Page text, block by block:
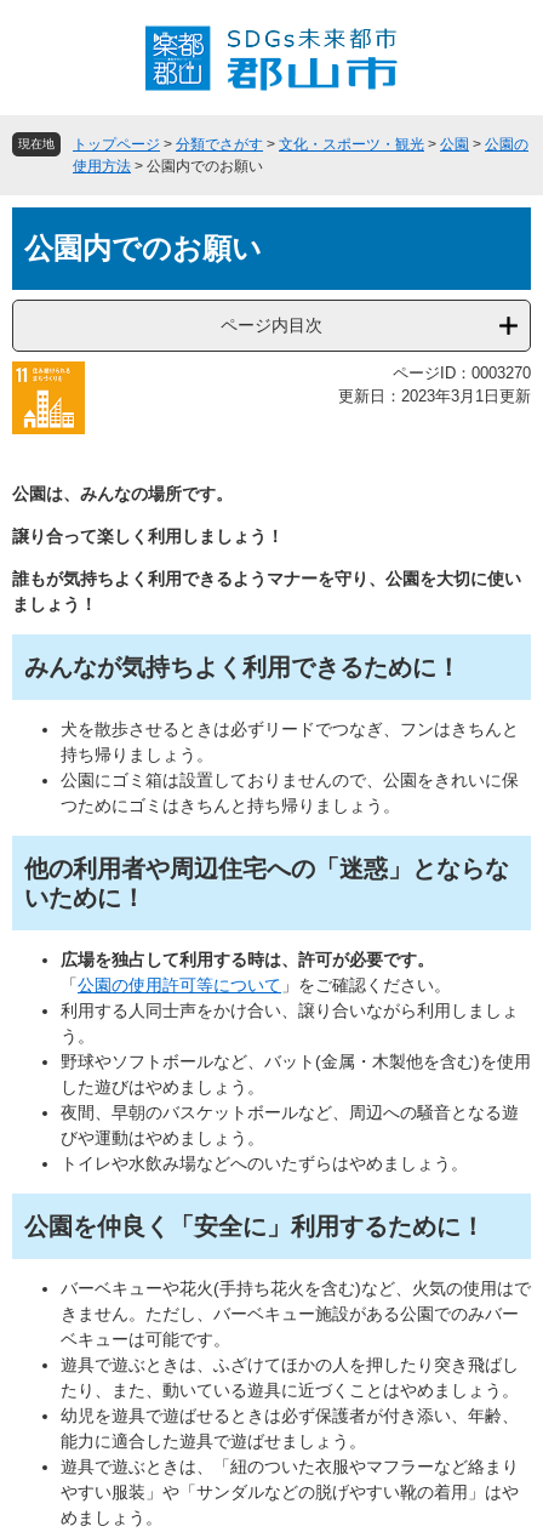
頭
飛
へ
現在地 トップページ > 分類でさがす > 文化・スポーツ・観光 > 公園 > 公園の
使用方法 > 公園内でのお願い
文公園内でのお願い
ページ内目次
ページID：0003270
更新日：2023年3月1日更新
公園は、みんなの場所です。
譲り合って楽しく利用しましょう！
誰もが気持ちよく利用できるようマナーを守り、公園を大切に使い
ましょう！
みんなが気持ちよく利用できるために！
犬を散歩させるときは必ずリードでつなぎ、フンはきちんと
持ち帰りましょう。
公園にゴミ箱は設置しておりませんので、公園をきれいに保
つためにゴミはきちんと持ち帰りましょう。
他の利用者や周辺住宅への「迷惑」とならな
いために！
広場を独占して利用する時は、許可が必要です。
「公園の使用許可等について 」をご確認ください。
利用する人同士声をかけ合い、譲り合いながら利用しましょ
う。
野球やソフトボールなど、バット(金属・木製他を含む)を使用
した遊びはやめましょう。
夜間、早朝のバスケットボールなど、周辺への騒音となる遊
びや運動はやめましょう。
トイレや水飲み場などへのいたずらはやめましょう。
公園を仲良く「安全に」利用するために！
バーベキューや花火(手持ち花火を含む)など、火気の使用はで
きません。ただし、バーベキュー施設がある公園でのみバー
ベキューは可能です。
遊具で遊ぶときは、ふざけてほかの人を押したり突き飛ばし
たり、また、動いている遊具に近づくことはやめましょう。
幼児を遊具で遊ばせるときは必ず保護者が付き添い、年齢、
能力に適合した遊具で遊ばせましょう。
遊具で遊ぶときは、「紐のついた衣服やマフラーなど絡まり
やすい服装」や「サンダルなどの脱げやすい靴の着用」はや
めましょう。